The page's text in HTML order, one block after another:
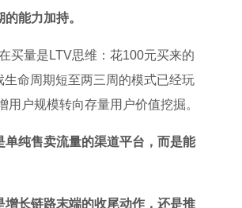
能力加持。
买量是LTV思维：花100元买来的
命周期短至两三周的模式已经玩
户规模转向存量用户价值挖掘。
单纯售卖流量的渠道平台，而是能
长链路末端的收尾动作，还是推